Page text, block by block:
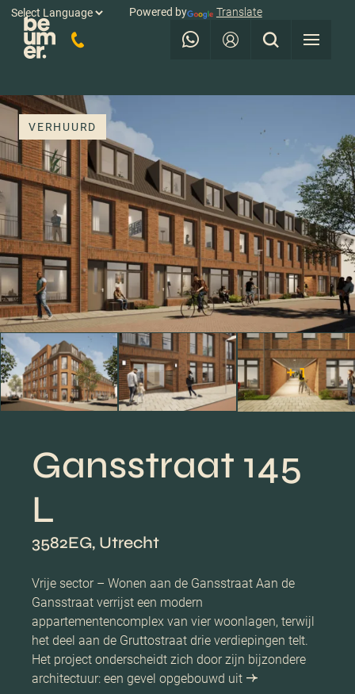
Powered by Translate
VERHUURD
+ 1
Gansstraat 145
L
3582EG, Utrecht
Vrije sector – Wonen aan de Gansstraat Aan de
Gansstraat verrijst een modern
appartementencomplex van vier woonlagen, terwijl
het deel aan de Gruttostraat drie verdiepingen telt.
Het project onderscheidt zich door zijn bijzondere
architectuur: een gevel opgebouwd uit